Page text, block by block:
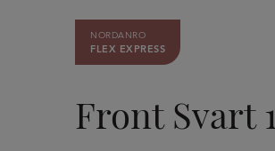
Front Svart
NORDANRO
FLEX EXPRESS